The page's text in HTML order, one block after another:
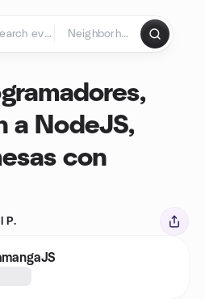
a NodeJS,
con
P.